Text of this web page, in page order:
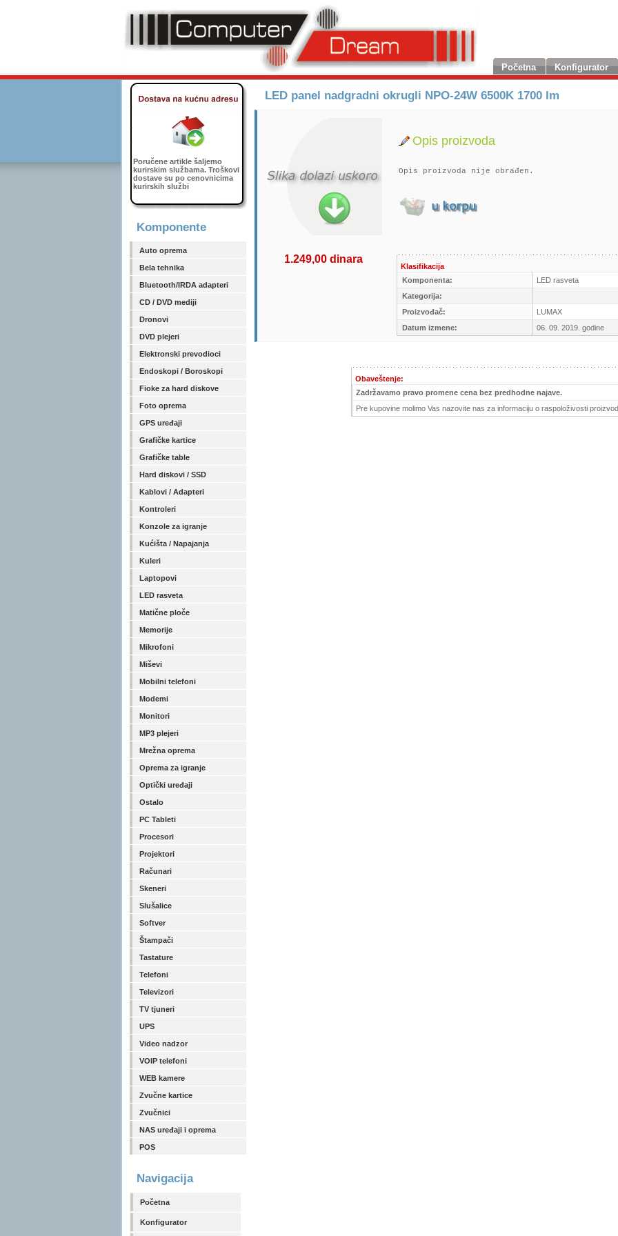
Početna Konfigurator
Poručene artikle šaljemo
kurirskim službama. Troškovi
dostave su po cenovnicima
kurirskih službi
Komponente
Auto oprema
Bela tehnika
Bluetooth/IRDA adapteri
CD / DVD mediji
Dronovi
DVD plejeri
Elektronski prevodioci
Endoskopi / Boroskopi
Fioke za hard diskove
Foto oprema
GPS uređaji
Grafičke kartice
Grafičke table
Hard diskovi / SSD
Kablovi / Adapteri
Kontroleri
Konzole za igranje
Kućišta / Napajanja
Kuleri
Laptopovi
LED rasveta
Matične ploče
Memorije
Mikrofoni
Miševi
Mobilni telefoni
Modemi
Monitori
MP3 plejeri
Mrežna oprema
Oprema za igranje
Optički uređaji
Ostalo
PC Tableti
Procesori
Projektori
Računari
Skeneri
Slušalice
Softver
Štampači
Tastature
Telefoni
Televizori
TV tjuneri
UPS
Video nadzor
VOIP telefoni
WEB kamere
Zvučne kartice
Zvučnici
NAS uređaji i oprema
POS
Navigacija
Početna
Konfigurator
LED panel nadgradni okrugli NPO-24W 6500K 1700 lm
Opis proizvoda
Opis proizvoda nije obrađen.
1.249,00 dinara
Klasifikacija
Komponenta:
LED rasveta
Kategorija:
Proizvođač:
LUMAX
Datum izmene:
06. 09. 2019. godine
Obaveštenje:
Zadržavamo pravo promene cena bez predhodne najave.
Pre kupovine molimo Vas nazovite nas za informaciju o raspoloživosti